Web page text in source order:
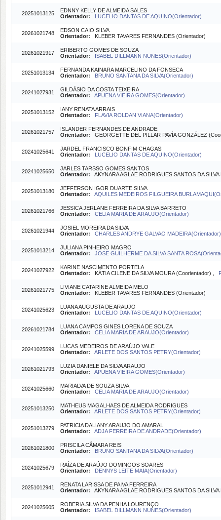
20251013125
EDNNY KELLY DE ALMEIDA SALES
Orientador:
LUCELIO DANTAS DE AQUINO(Orientador)
20261021748
EDSON CAIO SILVA
Orientador: KLEBER TAVARES FERNANDES (Orientador)
20261021917
ERIBERTO GOMES DE SOUZA
Orientador:
ISABEL DILLMANN NUNES(Orientador)
20251013134
FERNANDA KAINARA MARCELINO DA FONSECA
Orientador:
BRUNO SANTANA DA SILVA(Orientador)
20241027931
GILDÁSIO DA COSTA TEIXEIRA
Orientador:
APUENA VIEIRA GOMES(Orientador)
20251013152
IANY RENATA ARRAIS
Orientador:
FLAVIA ROLDAN VIANA(Orientador)
20261021757
ISLANDER FERNANDES DE ANDRADE
Orientador: GEORGETTE DEL PILLAR PAVÍA GONZÁLEZ
20241025641
JARDEL FRANCISCO BONFIM CHAGAS
Orientador:
LUCELIO DANTAS DE AQUINO(Orientador)
20241025650
JARLES TARSSO GOMES SANTOS
Orientador: AKYNARA AGLAE RODRIGUES SANTOS DA
20251013180
JEFFERSON IGOR DUARTE SILVA
Orientador:
AQUILES MEDEIROS FILGUEIRA
20261021766
JESSICA JERLANE FERREIRA DA SILVA BARRETO
Orientador:
CELIA MARIA DE ARAUJO(Orientador)
20261021944
JOSIEL MOREIRA DA SILVA
Orientador:
CHARLES ANDRYE GALVAO MADEIRA(Orientador)
20251013214
JULIANA PINHEIRO MAGRO
Orientador:
JOSE GUILHERME DA SILVA SANTA
20241027922
KARINE NASCIMENTO PORTELA
Orientador: KÁTIA CILENE DA SILVA MOURA (Coorientador) ,
20261021775
LIVIANE CATARINE ALMEIDA MELO
Orientador: KLEBER TAVARES FERNANDES (Orientador)
20241025623
LUANA AUGUSTA DE ARAUJO
Orientador:
LUCELIO DANTAS DE AQUINO(Orientador)
20261021784
LUANA CAMPOS GINES LORENA DE SOUZA
Orientador:
CELIA MARIA DE ARAUJO(Orientador)
20241025599
LUCAS MEDEIROS DE ARAÚJO VALE
Orientador:
ARLETE DOS SANTOS PETRY(Orientador)
20261021793
LUZIA DANIELE DA SILVA ARAUJO
Orientador:
APUENA VIEIRA GOMES(Orientador)
20241025660
MARIALVA DE SOUZA SILVA
Orientador:
CELIA MARIA DE ARAUJO(Orientador)
20251013250
MATHEUS MAGALHAES DE ALMEIDA RODRIGUES
Orientador:
ARLETE DOS SANTOS PETRY(Orientador)
20251013279
PATRICIA DALIANY ARAUJO DO AMARAL
Orientador:
ADJA FERREIRA DE ANDRADE(Orientador)
20261021800
PRISCILA CÂMARA REIS
Orientador:
BRUNO SANTANA DA SILVA(Orientador)
20241025679
RAÍZA DE ARAÚJO DOMINGOS SOARES
Orientador:
DENNYS LEITE MAIA(Orientador)
20251012941
RENATA LARISSA DE PAIVA FERREIRA
Orientador: AKYNARA AGLAE RODRIGUES SANTOS DA
20241025605
ROBERIA SILVA DA PENHA LOURENÇO
Orientador:
ISABEL DILLMANN NUNES(Orientador)